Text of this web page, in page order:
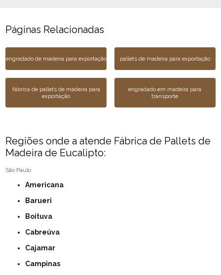
Páginas Relacionadas
engradado de madeira para exportação pallets de madeira para exportação
fábrica de pallets de madeira para
exportação
engradado em madeira para
transporte
Regiões onde a atende Fábrica de Pallets de
Madeira de Eucalipto:
São Paulo
Americana
Barueri
Boituva
Cabreúva
Cajamar
Campinas